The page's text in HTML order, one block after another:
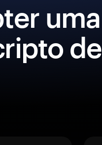
uma
de